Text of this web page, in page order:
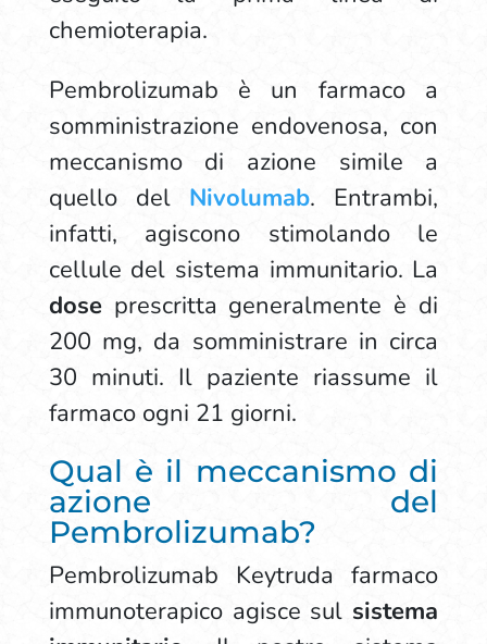
chemioterapia.
Pembrolizumab è un farmaco a
somministrazione endovenosa, con
meccanismo di azione simile a
quello del Nivolumab. Entrambi,
infatti, agiscono stimolando le
cellule del sistema immunitario. La
doseprescritta generalmente è di
200 mg, da somministrare in circa
30 minuti. Il paziente riassume il
farmaco ogni 21 giorni.
Qual è il meccanismo di
azione del
Pembrolizumab?
Pembrolizumab Keytruda farmaco
immunoterapico agisce sul sistema